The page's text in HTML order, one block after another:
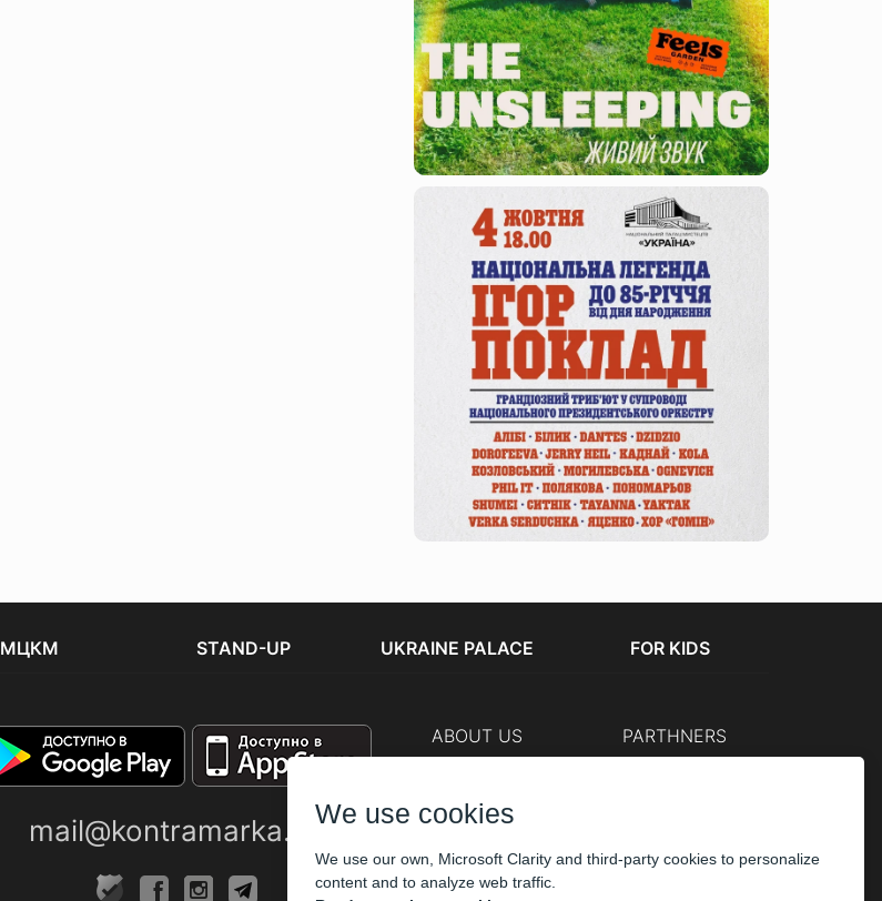
МЦКМ STAND-UP UKRAINE PALACE FOR KIDS
mail@kontramarka.ua
ABOUT US PARTHNERS
We use cookies
We use our own, Microsoft Clarity and third-party cookies to personalize
content and to analyze web traffic.